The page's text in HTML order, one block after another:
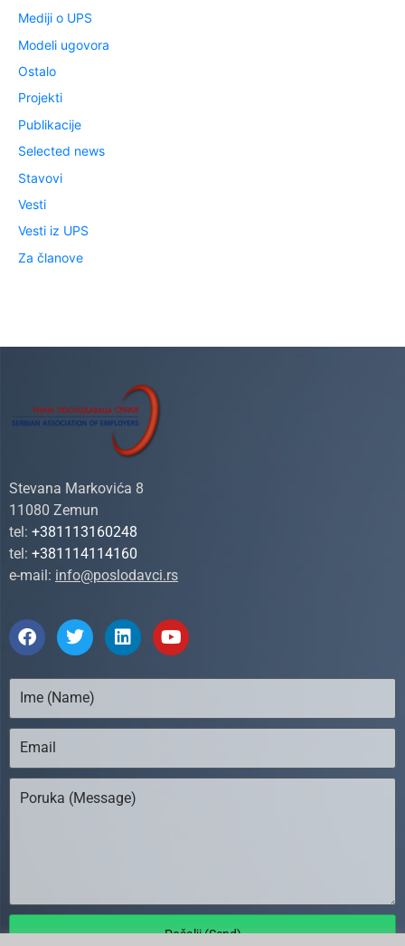
Mediji o UPS
Modeli ugovora
Ostalo
Projekti
Publikacije
Selected news
Stavovi
Vesti
Vesti iz UPS
Za članove
Stevana Markovića 8
11080 Zemun
tel: +381113160248
tel: +381114114160
e-mail: info@poslodavci.rs
Pošalji (Send)